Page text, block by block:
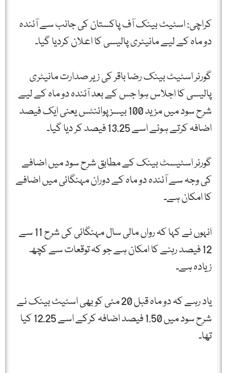
کراچی: اسٹیٹ بینک آف پاکستان کی جانب سے آئندہ
دو ماہ کے لیے مانیٹری پالیسی کا اعلان کردیا گیا۔
گورنر اسٹیٹ بینک رضا باقر کی زیر صدارت مانیٹری
پالیسی کا اجلاس ہوا جس کے بعد آئندہ دو ماہ کے لیے
شرح سود میں مزید 100 بیسز پوائنٹس یعنی ایک فیصد
اضافہ کرتے ہوئے اسے 13.25 فیصد کر دیا گیا۔
گورنر اسٹیسٹ بینک کے مطابق شرح سود میں اضافے
کی وجہ سے آئندہ دو ماہ کے دوران مہنگائی میں اضافے
کا امکان ہے۔
انہوں نے کہا کہ رواں مالی سال مہنگائی کی شرح 11 سے
12 فیصد رہنے کا امکان ہے جو کہ توقعات سے کچھ
زیادہ ہے۔
یاد رہے کہ دو ماہ قبل 20 مئی کو بھی اسٹیٹ بینک نے
شرح سود میں 1.50 فیصد اضافہ کرکے اسے 12.25 کیا
تھا۔